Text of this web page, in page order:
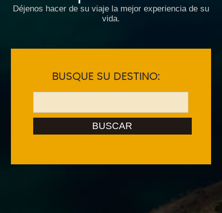
Déjenos hacer de su viaje la mejor experiencia de su
vida.
BUSQUE SU DESTINO:
BUSCAR